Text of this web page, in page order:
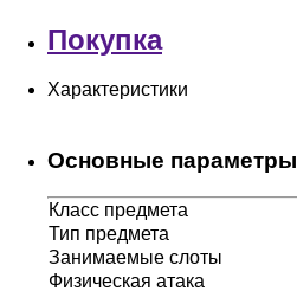
Покупка
Характеристики
Основные параметры
Класс предмета
Тип предмета
Занимаемые слоты
Физическая атака